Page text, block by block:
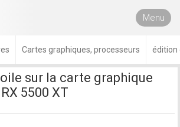
Menu
Cartes graphiques, processeurs édition
sur la carte graphique
5500 XT